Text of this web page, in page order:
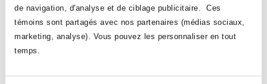
de navigation, d'analyse et de ciblage publicitaire. Ces
témoins sont partagés avec nos partenaires (médias sociaux,
marketing, analyse). Vous pouvez les personnaliser en tout
temps.
Transfert électronique de fonds :
Prélèvement automatique sur votre compte. Le
meilleur moyen de payer. Pas de frais.
Service de paiement de factures en ligne :